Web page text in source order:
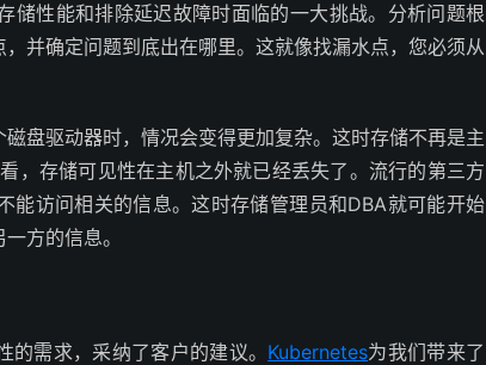
储性能和排除延迟故障时面临的一大挑战。分析问题根
并确定问题到底出在哪里。这就像找漏水点，您必须从
盘驱动器时，情况会变得更加复杂。这时存储不再是主
，存储可见性在主机之外就已经丢失了。流行的第三方
能访问相关的信息。这时存储管理员和DBA就可能开始
方的信息。
需求，采纳了客户的建议。 Kubernetes为我们带来了